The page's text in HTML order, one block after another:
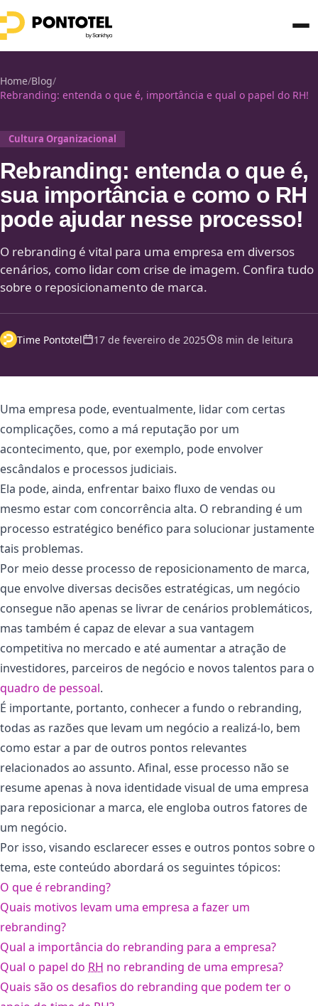
Home/Blog/
Rebranding: entenda o que é, importância e qual o papel do RH!
Cultura Organizacional
Rebranding: entenda o que é,
sua importância e como o RH
pode ajudar nesse processo!
O rebranding é vital para uma empresa em diversos
cenários, como lidar com crise de imagem. Confira tudo
sobre o reposicionamento de marca.
Time Pontotel 17 de fevereiro de 2025 8 min de leitura
Uma empresa pode, eventualmente, lidar com certas
complicações, como a má reputação por um
acontecimento, que, por exemplo, pode envolver
escândalos e processos judiciais.
Ela pode, ainda, enfrentar baixo fluxo de vendas ou
mesmo estar com concorrência alta. O rebranding é um
processo estratégico benéfico para solucionar justamente
tais problemas.
Por meio desse processo de reposicionamento de marca,
que envolve diversas decisões estratégicas, um negócio
consegue não apenas se livrar de cenários problemáticos,
mas também é capaz de elevar a sua vantagem
competitiva no mercado e até aumentar a atração de
investidores, parceiros de negócio e novos talentos para o
quadro de pessoal.
É importante, portanto, conhecer a fundo o rebranding,
todas as razões que levam um negócio a realizá-lo, bem
como estar a par de outros pontos relevantes
relacionados ao assunto. Afinal, esse processo não se
resume apenas à nova identidade visual de uma empresa
para reposicionar a marca, ele engloba outros fatores de
um negócio.
Por isso, visando esclarecer esses e outros pontos sobre o
tema, este conteúdo abordará os seguintes tópicos:
O que é rebranding?
Quais motivos levam uma empresa a fazer um
rebranding?
Qual a importância do rebranding para a empresa?
Qual o papel do RH no rebranding de uma empresa?
Quais são os desafios do rebranding que podem ter o